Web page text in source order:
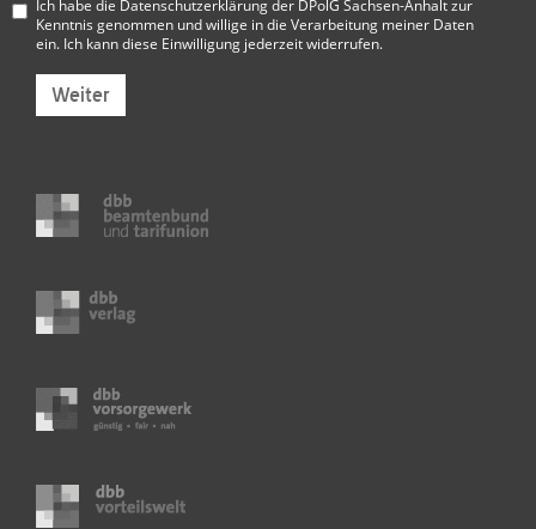
Ich habe die Datenschutzerklärung der DPolG Sachsen-Anhaltzur
Kenntnis genommen und willige in die Verarbeitung meiner Daten
ein. Ich kann diese Einwilligung jederzeit widerrufen.
Weiter